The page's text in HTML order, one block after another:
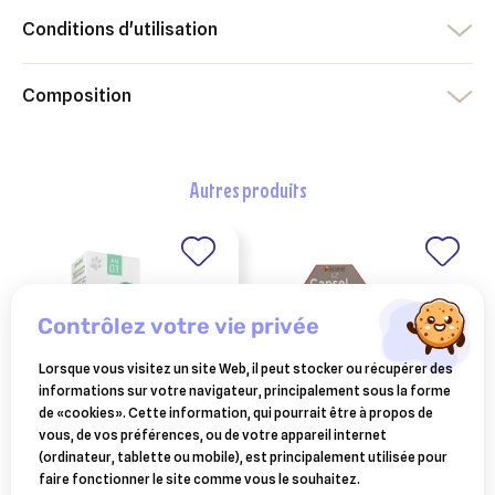
Conditions d'utilisation
Composition
autres produits
ANIMAGEM
animagem gem-move
15 ml — gemmothérapie
OCTAVET
capsel bolus 20 bolus
contrôlez votre vie privée
Lorsque vous visitez un site Web, il peut stocker ou récupérer des
informations sur votre navigateur, principalement sous la forme
de «cookies». Cette information, qui pourrait être à propos de
vous, de vos préférences, ou de votre appareil internet
(ordinateur, tablette ou mobile), est principalement utilisée pour
faire fonctionner le site comme vous le souhaitez.